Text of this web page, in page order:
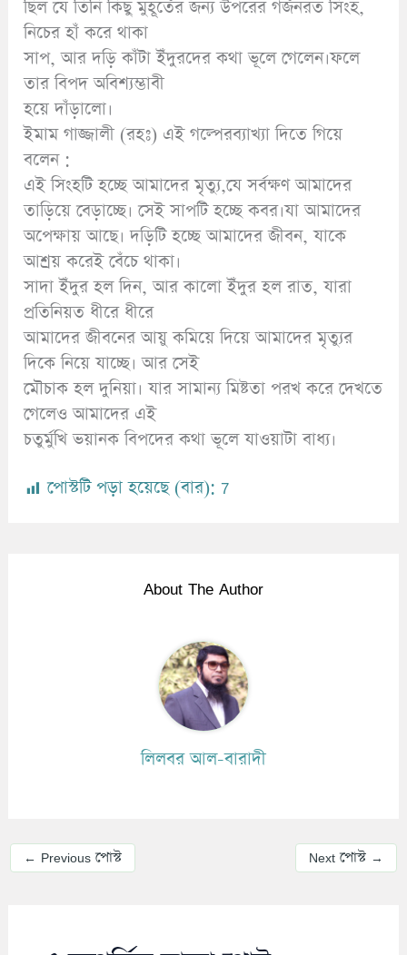
ছিল যে তিনি কিছু মুহূর্তের জন্য উপরের গর্জনরত সিংহ,
নিচের হাঁ করে থাকা
সাপ, আর দড়ি কাঁটা ইঁদুরদের কথা ভূলে গেলেন।ফলে
তার বিপদ অবিশ্যম্ভাবী
হয়ে দাঁড়ালো।
ইমাম গাজ্জালী (রহঃ) এই গল্পেরব্যাখ্যা দিতে গিয়ে
বলেন :
এই সিংহটি হচ্ছে আমাদের মৃত্যু,যে সর্বক্ষণ আমাদের
তাড়িয়ে বেড়াচ্ছে। সেই সাপটি হচ্ছে কবর।যা আমাদের
অপেক্ষায় আছে। দড়িটি হচ্ছে আমাদের জীবন, যাকে
আশ্রয় করেই বেঁচে থাকা।
সাদা ইঁদুর হল দিন, আর কালো ইঁদুর হল রাত, যারা
প্রতিনিয়ত ধীরে ধীরে
আমাদের জীবনের আয়ু কমিয়ে দিয়ে আমাদের মৃত্যুর
দিকে নিয়ে যাচ্ছে। আর সেই
মৌচাক হল দুনিয়া। যার সামান্য মিষ্টতা পরখ করে দেখতে
গেলেও আমাদের এই
চতুর্মুখি ভয়ানক বিপদের কথা ভূলে যাওয়াটা বাধ্য।
পোস্টটি পড়া হয়েছে (বার): 7
About The Author
লিলবর আল-বারাদী
← Previous পোস্ট Next পোস্ট →